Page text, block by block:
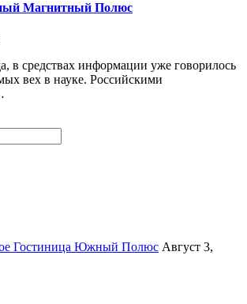
Магнитный Полюс
в средствах информации уже говорилось
вех в науке. Российскими
Гостиница Южный Полюс Август 3,